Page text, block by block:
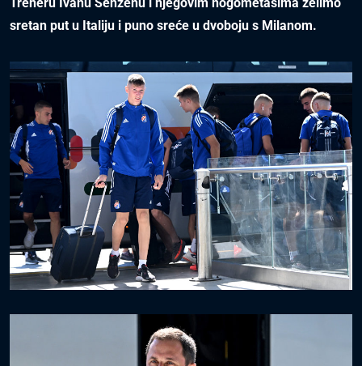
sretan put u Italiju i puno sreće u dvoboju s Milanom.